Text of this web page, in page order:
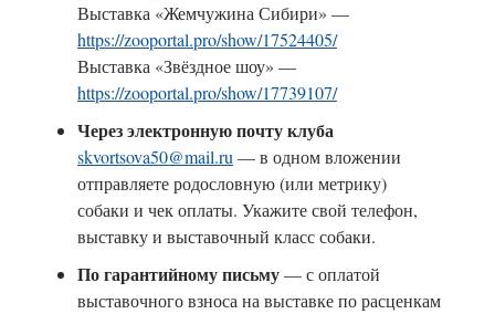
Выставка «Жемчужина Сибири» —
https://zooportal.pro/show/17524405/
Выставка «Звёздное шоу» —
https://zooportal.pro/show/17739107/
Через электронную почту клуба
skvortsova50@mail.ru — в одном вложении
отправляете родословную (или метрику)
собаки и чек оплаты. Укажите свой телефон,
выставку и выставочный класс собаки.
По гарантийному письму— с оплатой
выставочного взноса на выставке по расценкам